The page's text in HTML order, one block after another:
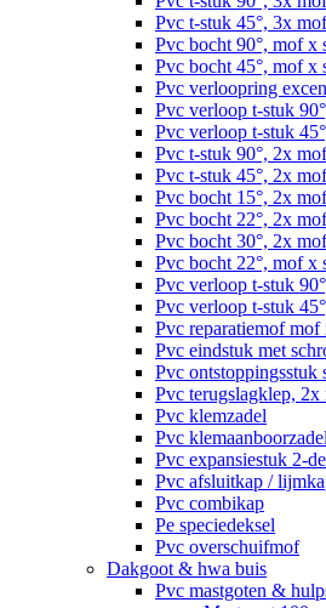
Pvc t-stuk 45°, 3x mof
Pvc bocht 90°, mof x
Pvc bocht 45°, mof x
Pvc verloopring
Pvc verloop t-stuk
Pvc verloop t-stuk
Pvc t-stuk 90°, 2x
Pvc t-stuk 45°, 2x
Pvc bocht 15°, 2x mof
Pvc bocht 22°, 2x mof
Pvc bocht 30°, 2x mof
Pvc bocht 22°, mof x
Pvc verloop t-stuk
Pvc verloop t-stuk
Pvc reparatiemof
Pvc eindstuk met
Pvc ontstoppingsstuk
Pvc terugslagklep, 2x
Pvc klemzadel
Pvc klemaanboorzadel
Pvc expansiestuk 2-
Pvc afsluitkap /
Pvc combikap
Pe speciedeksel
Pvc overschuifmof
Dakgoot & hwa buis
Pvc mastgoten &